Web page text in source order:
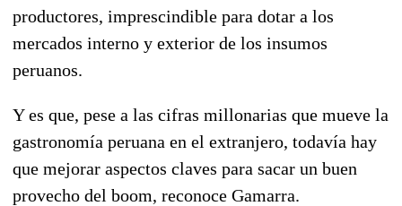
productores, imprescindible para dotar a los
mercados interno y exterior de los insumos
peruanos.
Y es que, pese a las cifras millonarias que mueve la
gastronomía peruana en el extranjero, todavía hay
que mejorar aspectos claves para sacar un buen
provecho del boom, reconoce Gamarra.